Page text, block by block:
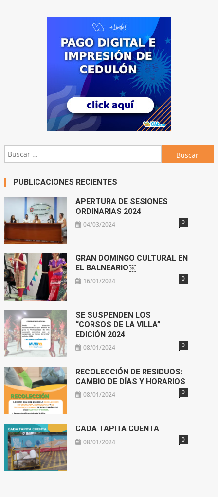
Buscar:
PUBLICACIONES RECIENTES
APERTURA DE SESIONES
ORDINARIAS 2024
04/03/2024 0
GRAN DOMINGO CULTURAL EN
EL BALNEARIO￼
16/01/2024 0
SE SUSPENDEN LOS
“CORSOS DE LA VILLA”
EDICIÓN 2024
08/01/2024 0
RECOLECCIÓN DE RESIDUOS:
CAMBIO DE DÍAS Y HORARIOS
08/01/2024 0
CADA TAPITA CUENTA
08/01/2024 0